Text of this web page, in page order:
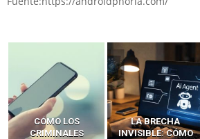
LA BRECHA
INVISIBLE: CÓMO
OLVIDA
METASPLOIT: CÓMO